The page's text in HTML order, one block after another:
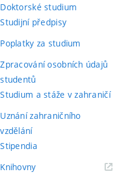
Doktorské studium
Studijní předpisy
Poplatky za studium
Zpracování osobních údajů
studentů
Studium a stáže v zahraničí
Uznání zahraničního
vzdělání
Stipendia
Knihovny(externí